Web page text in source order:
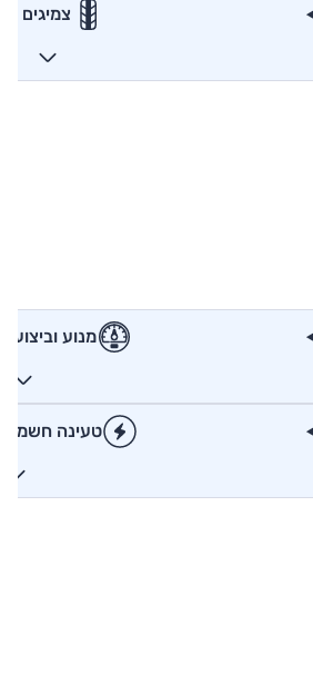
צמיגים
מנוע וביצועים
טעינה חשמלית